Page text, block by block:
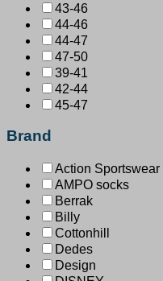
43-46
44-46
44-47
47-50
39-41
42-44
45-47
Brand
Action Sportswear
AMPO socks
Berrak
Billy
Cottonhill
Dedes
Design